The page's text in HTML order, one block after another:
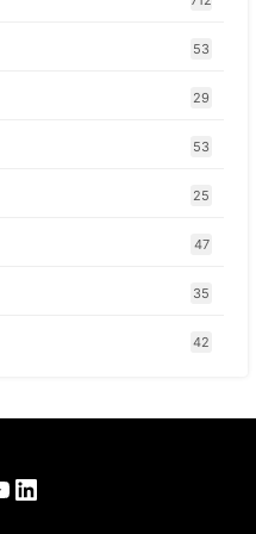
53
29
53
25
47
35
42
LinkedIn